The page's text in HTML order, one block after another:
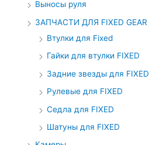
Выносы руля
ЗАПЧАСТИ ДЛЯ FIXED GEAR
Втулки для Fixed
Гайки для втулки FIXED
Задние звезды для FIXED
Рулевые для FIXED
Седла для FIXED
Шатуны для FIXED